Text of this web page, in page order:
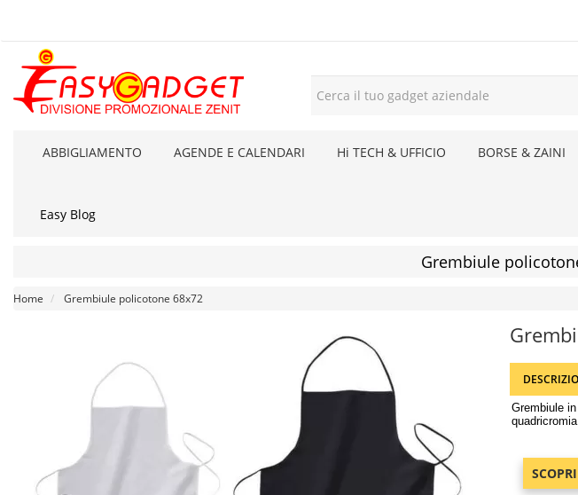
ABBIGLIAMENTO AGENDE E CALENDARI Hi TECH & UFFICIO BORSE & ZAINI
Easy Blog
Grembiule
Home Grembiule policotone 68x72
Grembiule